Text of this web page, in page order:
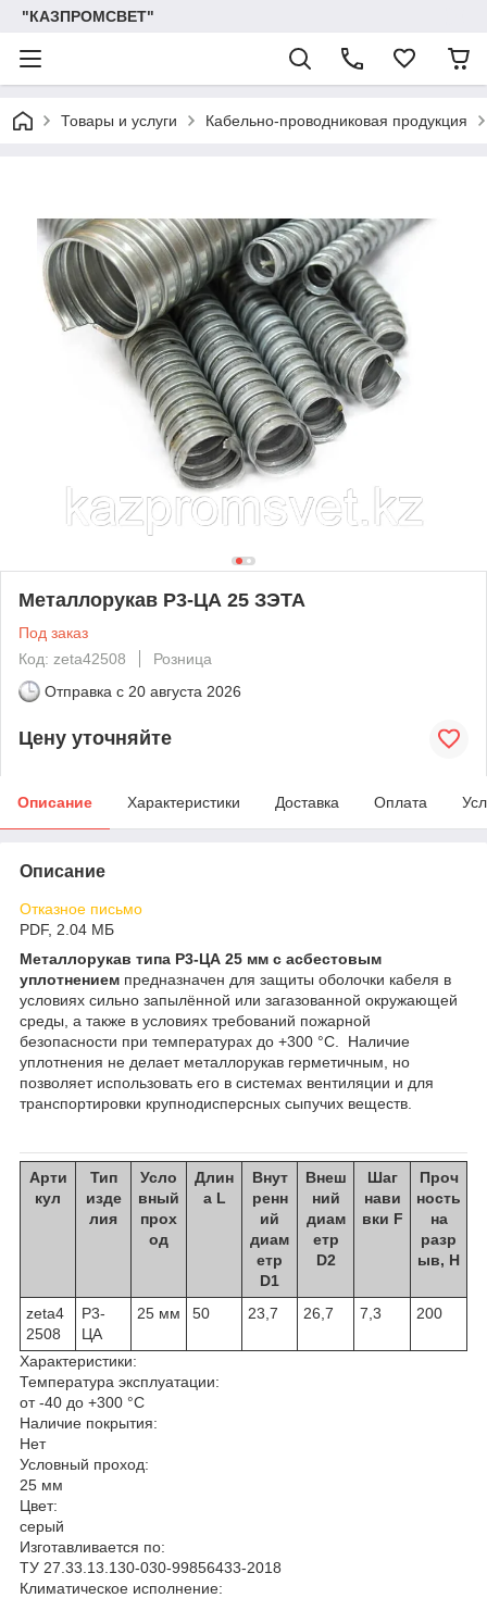
"КАЗПРОМСВЕТ"
Товары и услуги Кабельно-проводниковая продукция
Металлорукав Р3-ЦА 25 ЗЭТА
Под заказ
Код: zeta42508
Розница
Отправка с 20 августа 2026
Цену уточняйте
Описание Характеристики Доставка Оплата
Описание
Отказное письмо
PDF, 2.04 МБ
Металлорукав типа Р3-ЦА 25 мм с асбестовым
уплотнением предназначен для защиты оболочки кабеля в
условиях сильно запылённой или загазованной окружающей
среды, а также в условиях требований пожарной
безопасности при температурах до +300 °С. Наличие
уплотнения не делает металлорукав герметичным, но
позволяет использовать его в системах вентиляции и для
транспортировки крупнодисперсных сыпучих веществ.
Арти
кул
Тип
изде
лия
Усло
вный
прох
од
Длин
а L
Внут
ренн
ий
диам
етр
D1
Внеш
ний
диам
етр
D2
Шаг
нави
вки F
Проч
ность
на
разр
ыв, Н
zeta4
2508
Р3-
ЦА
25 мм 50 23,7 26,7 7,3 200
Характеристики:
Температура эксплуатации:
от -40 до +300 °С
Наличие покрытия:
Нет
Условный проход:
25 мм
Цвет:
серый
Изготавливается по:
ТУ 27.33.13.130-030-99856433-2018
Климатическое исполнение: